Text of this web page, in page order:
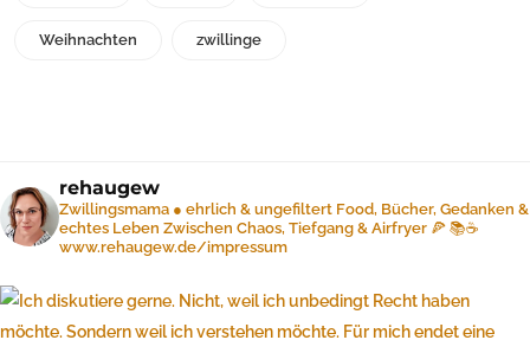
Weihnachten zwillinge
rehaugew
Zwillingsmama ● ehrlich & ungefiltert Food, Bücher, Gedanken &
echtes Leben Zwischen Chaos, Tiefgang & Airfryer 🍕 📚☕️
www.rehaugew.de/impressum